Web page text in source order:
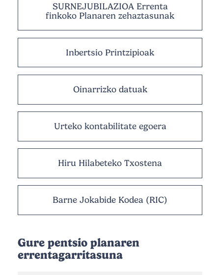
SURNEJUBILAZIOA Errenta
finkoko Planaren zehaztasunak
Inbertsio Printzipioak
Oinarrizko datuak
Urteko kontabilitate egoera
Hiru Hilabeteko Txostena
Barne Jokabide Kodea (RIC)
Gure pentsio planaren
errentagarritasuna